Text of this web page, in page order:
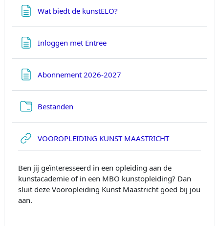
Wat biedt de kunstELO?
Inloggen met EntreePage
Abonnement 2026-2027
Bestanden
VOOROPLEIDING KUNST MAASTRICHTURL
Ben jij geïnteresseerd in een opleiding aan de
kunstacademie of in een MBO kunstopleiding? Dan
sluit deze Vooropleiding Kunst Maastricht goed bij jou
aan.